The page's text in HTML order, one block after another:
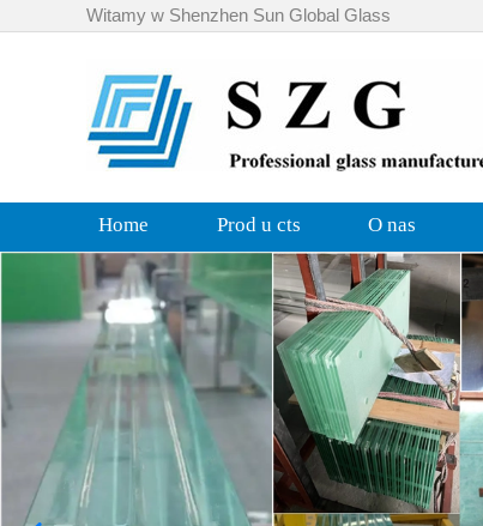
Witamy w Shenzhen Sun Global Glass
Home Prod u cts O nas